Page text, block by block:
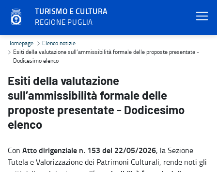
TURISMO E CULTURA
REGIONE PUGLIA
Esiti della valutazione sull’ammissibilità formale delle proposte
Homepage
Elenco notizie
Esiti della valutazione sull’ammissibilità formale delle proposte presentate -
Dodicesimo elenco
Esiti della valutazione
sull’ammissibilità formale delle
proposte presentate - Dodicesimo
elenco
Con Atto dirigenziale n. 153 del 22/05/2026, la Sezione
Tutela e Valorizzazione dei Patrimoni Culturali, rende noti gli